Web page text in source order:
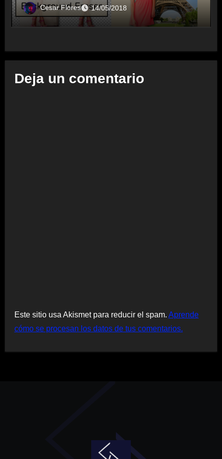
Cesar Flores 14/05/2018
Deja un comentario
Este sitio usa Akismet para reducir el spam. Aprende
cómo se procesan los datos de tus comentarios.